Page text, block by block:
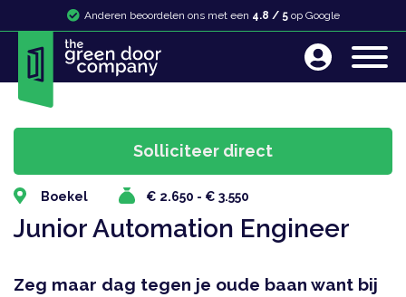
Anderen beoordelen ons met een 4.8 / 5op Google
Boekel € 2.650 - € 3.550
Junior Automation Engineer
Zeg maar dag tegen je oude baan want bij